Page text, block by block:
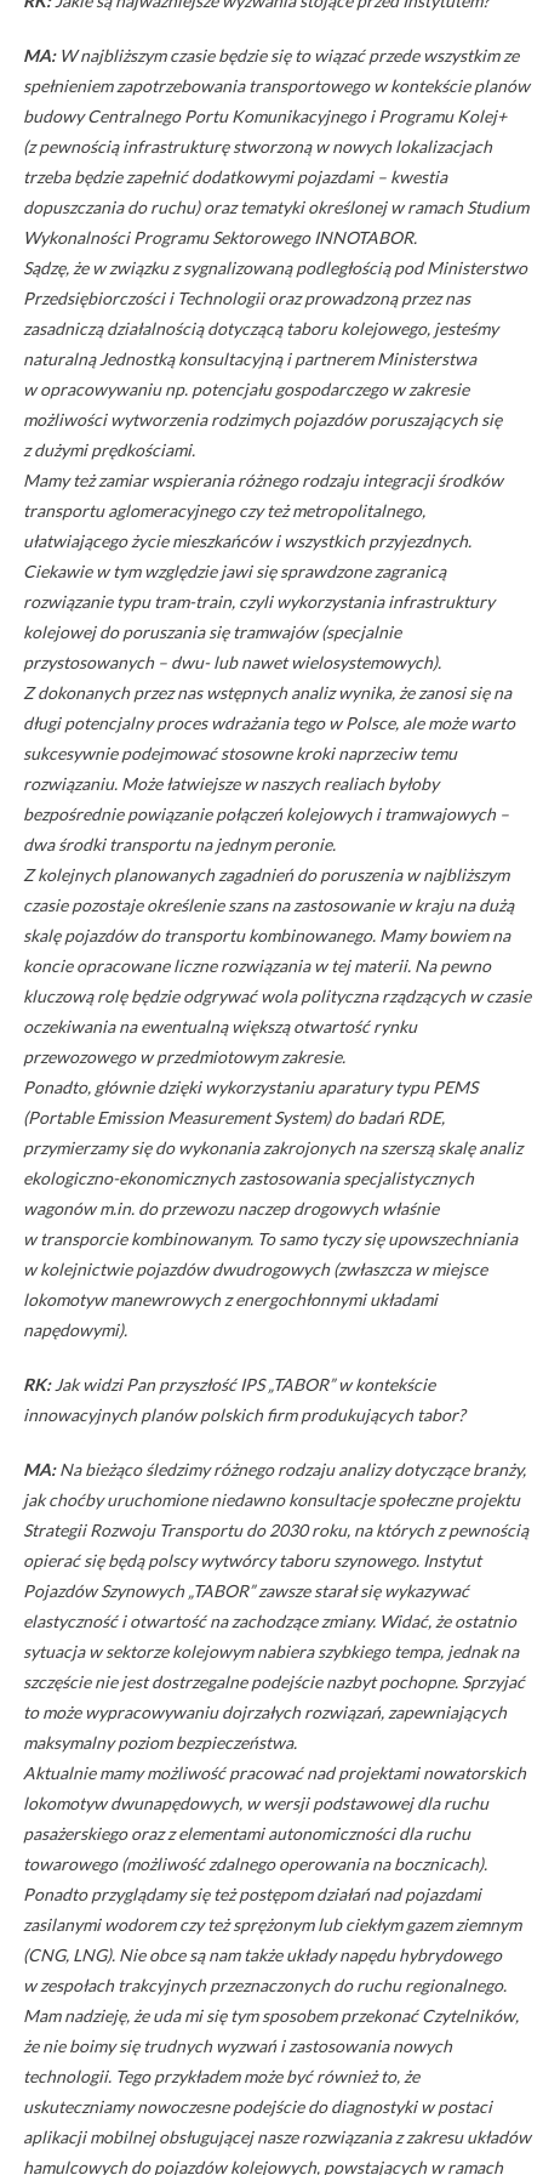
MA:W najbliższym czasie będzie się to wiązać przede wszystkim ze
spełnieniem zapotrzebowania transportowego w kontekście planów
budowy Centralnego Portu Komunikacyjnego i Programu Kolej+
(z pewnością infrastrukturę stworzoną w nowych lokalizacjach
trzeba będzie zapełnić dodatkowymi pojazdami – kwestia
dopuszczania do ruchu) oraz tematyki określonej w ramach Studium
Wykonalności Programu Sektorowego INNOTABOR.
Sądzę, że w związku z sygnalizowaną podległością pod Ministerstwo
Przedsiębiorczości i Technologii oraz prowadzoną przez nas
zasadniczą działalnością dotyczącą taboru kolejowego, jesteśmy
naturalną Jednostką konsultacyjną i partnerem Ministerstwa
w opracowywaniu np. potencjału gospodarczego w zakresie
możliwości wytworzenia rodzimych pojazdów poruszających się
z dużymi prędkościami.
Mamy też zamiar wspierania różnego rodzaju integracji środków
transportu aglomeracyjnego czy też metropolitalnego,
ułatwiającego życie mieszkańców i wszystkich przyjezdnych.
Ciekawie w tym względzie jawi się sprawdzone zagranicą
rozwiązanie typu tram-train, czyli wykorzystania infrastruktury
kolejowej do poruszania się tramwajów (specjalnie
przystosowanych – dwu- lub nawet wielosystemowych).
Z dokonanych przez nas wstępnych analiz wynika, że zanosi się na
długi potencjalny proces wdrażania tego w Polsce, ale może warto
sukcesywnie podejmować stosowne kroki naprzeciw temu
rozwiązaniu. Może łatwiejsze w naszych realiach byłoby
bezpośrednie powiązanie połączeń kolejowych i tramwajowych –
dwa środki transportu na jednym peronie.
Z kolejnych planowanych zagadnień do poruszenia w najbliższym
czasie pozostaje określenie szans na zastosowanie w kraju na dużą
skalę pojazdów do transportu kombinowanego. Mamy bowiem na
koncie opracowane liczne rozwiązania w tej materii. Na pewno
kluczową rolę będzie odgrywać wola polityczna rządzących w czasie
oczekiwania na ewentualną większą otwartość rynku
przewozowego w przedmiotowym zakresie.
Ponadto, głównie dzięki wykorzystaniu aparatury typu PEMS
(Portable Emission Measurement System) do badań RDE,
przymierzamy się do wykonania zakrojonych na szerszą skalę analiz
ekologiczno-ekonomicznych zastosowania specjalistycznych
wagonów m.in. do przewozu naczep drogowych właśnie
w transporcie kombinowanym. To samo tyczy się upowszechniania
w kolejnictwie pojazdów dwudrogowych (zwłaszcza w miejsce
lokomotyw manewrowych z energochłonnymi układami
napędowymi).
RK:Jak widzi Pan przyszłość IPS „TABOR” w kontekście
innowacyjnych planów polskich firm produkujących tabor?
MA:Na bieżąco śledzimy różnego rodzaju analizy dotyczące branży,
jak choćby uruchomione niedawno konsultacje społeczne projektu
Strategii Rozwoju Transportu do 2030 roku, na których z pewnością
opierać się będą polscy wytwórcy taboru szynowego. Instytut
Pojazdów Szynowych „TABOR” zawsze starał się wykazywać
elastyczność i otwartość na zachodzące zmiany. Widać, że ostatnio
sytuacja w sektorze kolejowym nabiera szybkiego tempa, jednak na
szczęście nie jest dostrzegalne podejście nazbyt pochopne. Sprzyjać
to może wypracowywaniu dojrzałych rozwiązań, zapewniających
maksymalny poziom bezpieczeństwa.
Aktualnie mamy możliwość pracować nad projektami nowatorskich
lokomotyw dwunapędowych, w wersji podstawowej dla ruchu
pasażerskiego oraz z elementami autonomiczności dla ruchu
towarowego (możliwość zdalnego operowania na bocznicach).
Ponadto przyglądamy się też postępom działań nad pojazdami
zasilanymi wodorem czy też sprężonym lub ciekłym gazem ziemnym
(CNG, LNG). Nie obce są nam także układy napędu hybrydowego
w zespołach trakcyjnych przeznaczonych do ruchu regionalnego.
Mam nadzieję, że uda mi się tym sposobem przekonać Czytelników,
że nie boimy się trudnych wyzwań i zastosowania nowych
technologii. Tego przykładem może być również to, że
uskuteczniamy nowoczesne podejście do diagnostyki w postaci
aplikacji mobilnej obsługującej nasze rozwiązania z zakresu układów
hamulcowych do pojazdów kolejowych, powstających w ramach